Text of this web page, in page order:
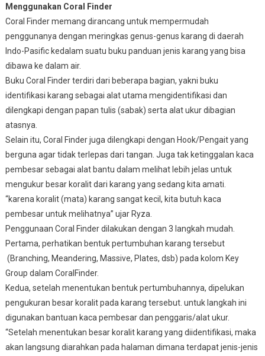
Menggunakan Coral Finder
Coral Finder memang dirancang untuk mempermudah
penggunanya dengan meringkas genus-genus karang di daerah
Indo-Pasific kedalam suatu buku panduan jenis karang yang bisa
dibawa ke dalam air.
Buku Coral Finder terdiri dari beberapa bagian, yakni buku
identifikasi karang sebagai alat utama mengidentifikasi dan
dilengkapi dengan papan tulis (sabak) serta alat ukur dibagian
atasnya.
Selain itu, Coral Finder juga dilengkapi dengan Hook/Pengait yang
berguna agar tidak terlepas dari tangan. Juga tak ketinggalan kaca
pembesar sebagai alat bantu dalam melihat lebih jelas untuk
mengukur besar koralit dari karang yang sedang kita amati.
“karena koralit (mata) karang sangat kecil, kita butuh kaca
pembesar untuk melihatnya” ujar Ryza.
Penggunaan Coral Finder dilakukan dengan 3 langkah mudah.
Pertama, perhatikan bentuk pertumbuhan karang tersebut
(Branching, Meandering, Massive, Plates, dsb) pada kolom Key
Group dalam CoralFinder.
Kedua, setelah menentukan bentuk pertumbuhannya, dipelukan
pengukuran besar koralit pada karang tersebut. untuk langkah ini
digunakan bantuan kaca pembesar dan penggaris/alat ukur.
“Setelah menentukan besar koralit karang yang diidentifikasi, maka
akan langsung diarahkan pada halaman dimana terdapat jenis-jenis